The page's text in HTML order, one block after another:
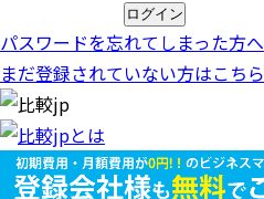
パスワードを忘れてしまった方へ
まだ登録されていない方はこちら